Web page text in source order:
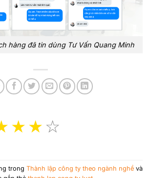
hàng đã tin dùng Tư Vấn Quang Minh
trong Thành lập công ty theo ngành nghề và